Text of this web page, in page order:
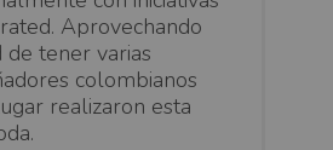
Aprovechando
tener varias
colombianos
realizaron esta